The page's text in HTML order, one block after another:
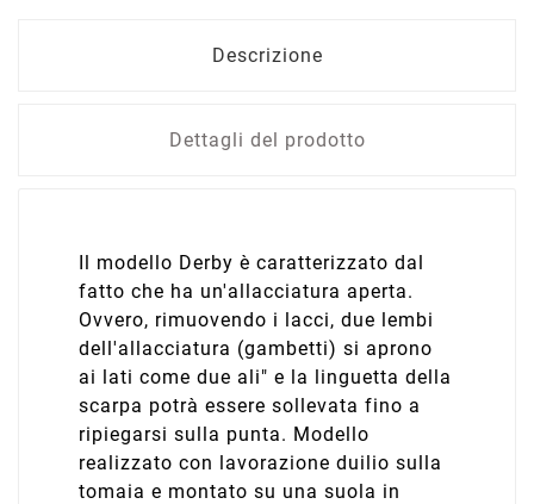
Descrizione
Dettagli del prodotto
Il modello Derby è caratterizzato dal
fatto che ha un'allacciatura aperta.
Ovvero, rimuovendo i lacci, due lembi
dell'allacciatura (gambetti) si aprono
ai lati come due ali" e la linguetta della
scarpa potrà essere sollevata fino a
ripiegarsi sulla punta. Modello
realizzato con lavorazione duilio sulla
tomaia e montato su una suola in